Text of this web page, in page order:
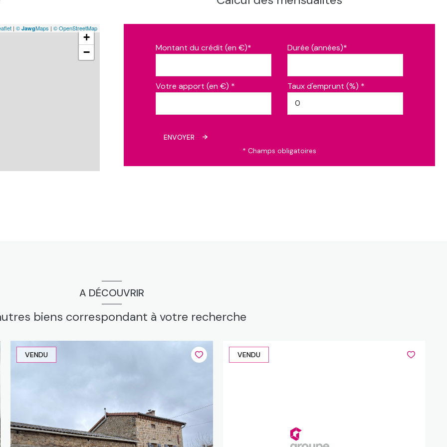
+
−
| © JawgMaps | © OpenStreetMap
Montant du crédit (en €)* Durée (années)*
Votre apport (en €) * Taux d'emprunt (%) *
ENVOYER
* Champs obligatoires
A DÉCOUVRIR
biens correspondant à votre recherche
VENDU VENDU